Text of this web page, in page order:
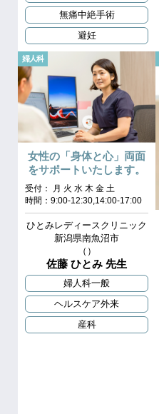
無痛中絶手術
避妊
婦人科
女性の「身体と心」両面
をサポートいたします。
受付： 月 火 水 木 金 土
時間：9:00-12:30,14:00-17:00
ひとみレディースクリニック
新潟県南魚沼市
（）
佐藤 ひとみ 先生
婦人科一般
ヘルスケア外来
産科